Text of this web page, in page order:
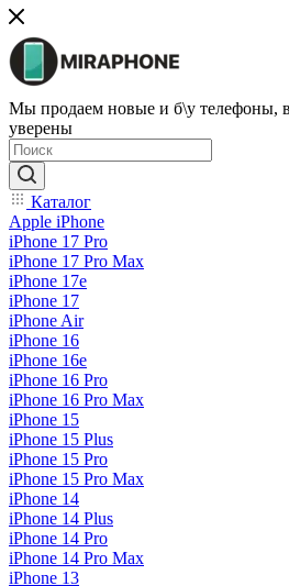
Мы продаем новые и б\у телефоны,
уверены
Каталог
Apple iPhone
iPhone 17 Pro
iPhone 17 Pro Max
iPhone 17e
iPhone 17
iPhone Air
iPhone 16
iPhone 16e
iPhone 16 Pro
iPhone 16 Pro Max
iPhone 15
iPhone 15 Plus
iPhone 15 Pro
iPhone 15 Pro Max
iPhone 14
iPhone 14 Plus
iPhone 14 Pro
iPhone 14 Pro Max
iPhone 13